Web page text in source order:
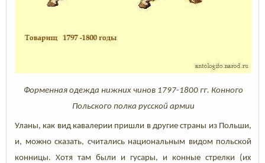
Форменная одежда нижних чинов 1797-1800 гг. Конного
Польского полка русской армии
Уланы, как вид кавалерии пришли в другие страны из Польши,
и, можно сказать, считались национальным видом польской
конницы. Хотя там были и гусары, и конные стрелки (их